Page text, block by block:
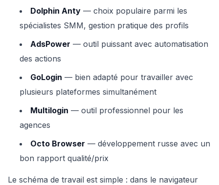
Dolphin Anty — choix populaire parmi les
spécialistes SMM, gestion pratique des profils
AdsPower — outil puissant avec automatisation
des actions
GoLogin — bien adapté pour travailler avec
plusieurs plateformes simultanément
Multilogin — outil professionnel pour les
agences
Octo Browser — développement russe avec un
bon rapport qualité/prix
Le schéma de travail est simple : dans le navigateur